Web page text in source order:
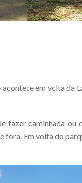
em volta da
fazer caminhada
fora. Em volta do